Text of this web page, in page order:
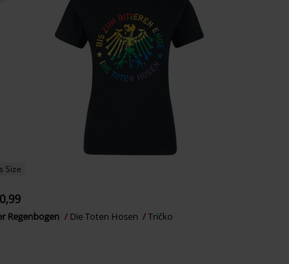
Size
Regenbogen Die Toten Hosen Tričko